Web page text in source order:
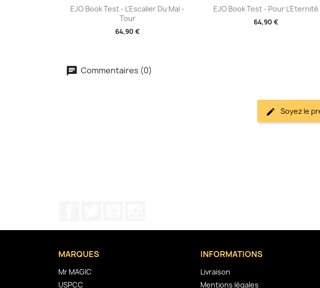
Aperçu rapide
EJO Book Test - L'Escalier Du Mal -
Tour
64,90 €
Aperçu rapide
EJO Book Test - Pour L'Eternité
64,90 €
Commentaires (0)
Soyez le
MARQUES
Mr MAGIC
USPCC
INFORMATIONS
Livraison
Mentions légales